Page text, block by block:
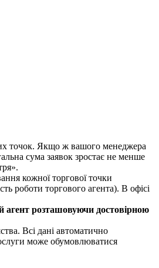
точок. Якщо ж вашого менеджера
сума заявок зростає не менше
кожної торгової точки
роботи торгового агента). В офісі
агент розташовуючи достовірною
Всі дані автоматично
може обумовлюватися